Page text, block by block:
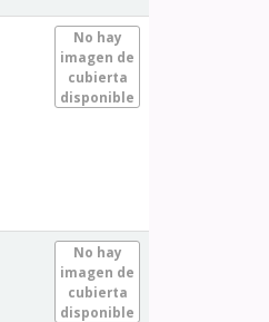
No hay
imagen de
cubierta
disponible
No hay
imagen de
cubierta
disponible